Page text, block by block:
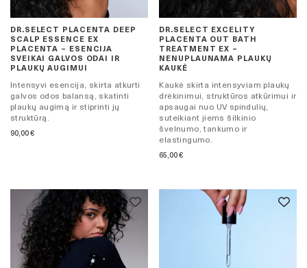
DR.SELECT PLACENTA DEEP
SCALP ESSENCE EX
PLACENTA – ESENCIJA
SVEIKAI GALVOS ODAI IR
PLAUKŲ AUGIMUI
Intensyvi esencija, skirta atkurti
galvos odos balansą, skatinti
plaukų augimą ir stiprinti jų
struktūrą.
90,00€
DR.SELECT EXCELITY
PLACENTA OUT BATH
TREATMENT EX –
NENUPLAUNAMA PLAUKŲ
KAUKĖ
Kaukė skirta intensyviam plaukų
drėkinimui, struktūros atkūrimui ir
apsaugai nuo UV spindulių,
suteikiant jiems šilkinio
švelnumo, tankumo ir
elastingumo.
65,00€